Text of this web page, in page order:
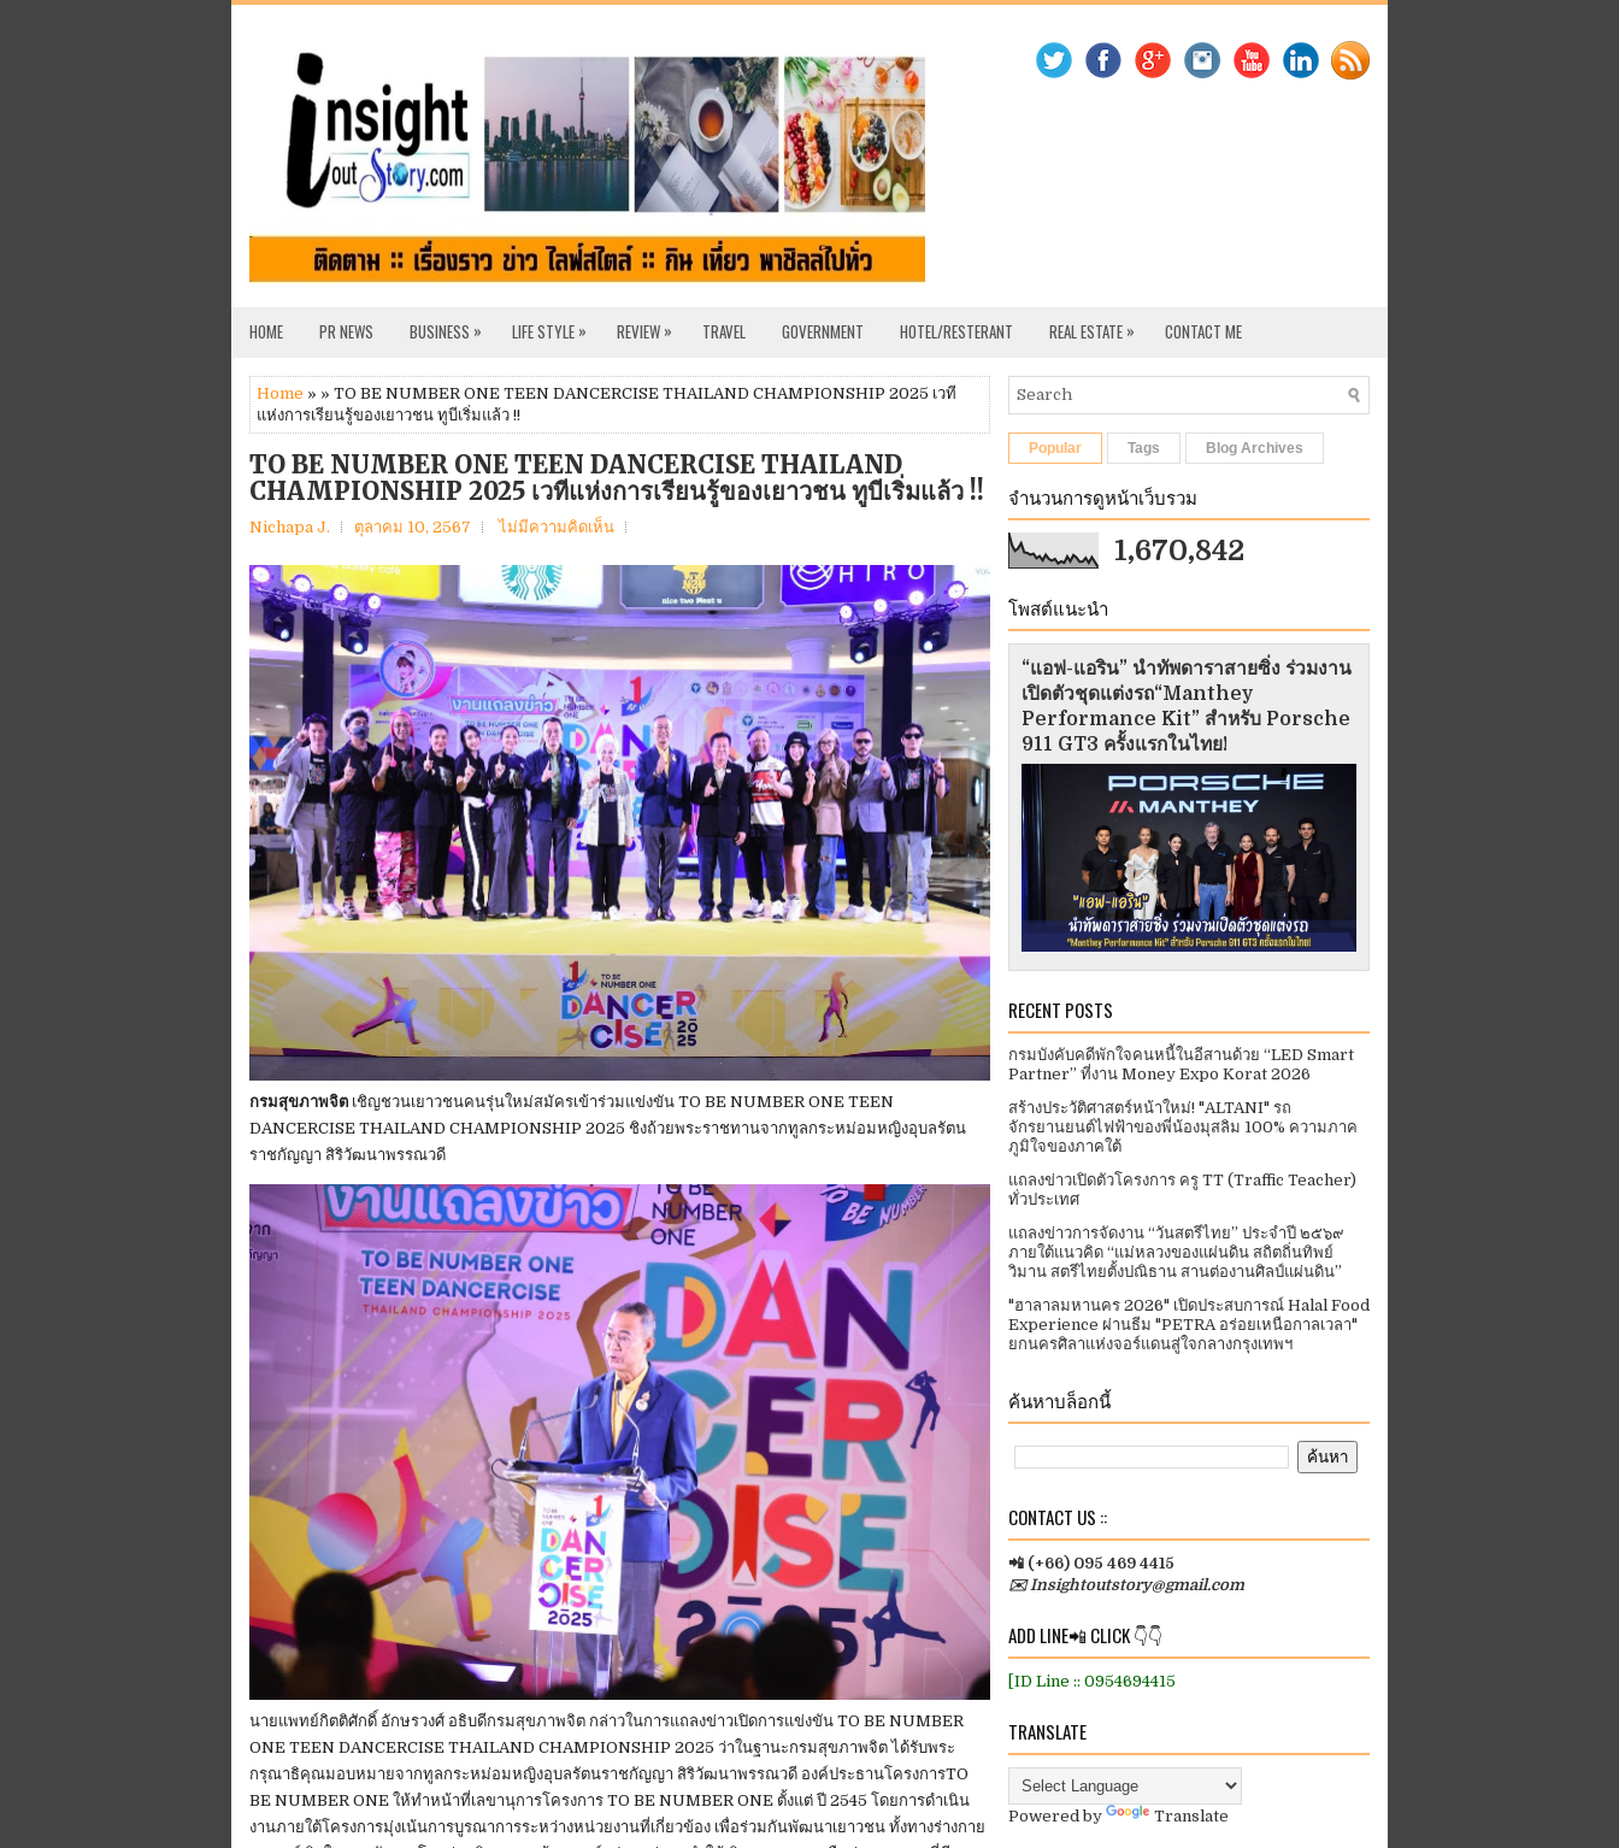
HOME PR NEWS BUSINESS » LIFE STYLE » REVIEW » TRAVEL GOVERNMENT HOTEL/RESTERANT REAL ESTATE » CONTACT ME
Home » » TO BE NUMBER ONE TEEN DANCERCISE THAILAND CHAMPIONSHIP 2025 เวที
แห่งการเรียนรู้ของเยาวชน ทูบีเริ่มแล้ว !!
TO BE NUMBER ONE TEEN DANCERCISE THAILAND
CHAMPIONSHIP 2025 เวทีแห่งการเรียนรู้ของเยาวชน ทูบีเริ่มแล้ว !!
Nichapa J. ตุลาคม 10, 2567 ไม่มีความคิดเห็น
กรมสุขภาพจิต เชิญชวนเยาวชนคนรุ่นใหม่สมัครเข้าร่วมแข่งขัน TO BE NUMBER ONE TEEN
DANCERCISE THAILAND CHAMPIONSHIP 2025 ชิงถ้วยพระราชทานจากทูลกระหม่อมหญิงอุบลรัตน
ราชกัญญา สิริวัฒนาพรรณวดี
นายแพทย์กิตติศักดิ์ อักษรวงศ์ อธิบดีกรมสุขภาพจิต กล่าวในการแถลงข่าวเปิดการแข่งขัน TO BE NUMBER
ONE TEEN DANCERCISE THAILAND CHAMPIONSHIP 2025 ว่าในฐานะกรมสุขภาพจิต ได้รับพระ
กรุณาธิคุณมอบหมายจากทูลกระหม่อมหญิงอุบลรัตนราชกัญญา สิริวัฒนาพรรณวดี องค์ประธานโครงการTO
BE NUMBER ONE ให้ทำหน้าที่เลขานุการโครงการ TO BE NUMBER ONE ตั้งแต่ ปี 2545 โดยการดำเนิน
งานภายใต้โครงการมุ่งเน้นการบูรณาการระหว่างหน่วยงานที่เกี่ยวข้อง เพื่อร่วมกันพัฒนาเยาวชน ทั้งทางร่างกาย
Popular Tags Blog Archives
จำนวนการดูหน้าเว็บรวม
1,670,842
โพสต์แนะนำ
“แอฟ-แอริน” นำทัพดาราสายซิ่ง ร่วมงาน
เปิดตัวชุดแต่งรถ“Manthey
Performance Kit” สำหรับ Porsche
911 GT3 ครั้งแรกในไทย!
RECENT POSTS
กรมบังคับคดีพักใจคนหนี้ในอีสานด้วย “LED Smart
Partner” ที่งาน Money Expo Korat 2026
สร้างประวัติศาสตร์หน้าใหม่! "ALTANI" รถ
จักรยานยนต์ไฟฟ้าของพี่น้องมุสลิม 100% ความภาค
ภูมิใจของภาคใต้
แถลงข่าวเปิดตัวโครงการ ครู TT (Traffic Teacher)
ทั่วประเทศ​
แถลงข่าวการจัดงาน “วันสตรีไทย” ประจําปี ๒๕๖๙
ภายใต้แนวคิด “แม่หลวงของแผ่นดิน สถิตถิ่นทิพย์
วิมาน สตรีไทยตั้งปณิธาน สานต่องานศิลป์แผ่นดิน”
"ฮาลาลมหานคร 2026" เปิดประสบการณ์ Halal Food
Experience ผ่านธีม "PETRA อร่อยเหนือกาลเวลา"
ยกนครศิลาแห่งจอร์แดนสู่ใจกลางกรุงเทพฯ
ค้นหาบล็อกนี้
CONTACT US ::
📲 (+66) 095 469 4415
✉️ Insightoutstory@gmail.com
ADD LINE📲 CLICK 👇👇
[ID Line :: 0954694415
TRANSLATE
Powered by Translate